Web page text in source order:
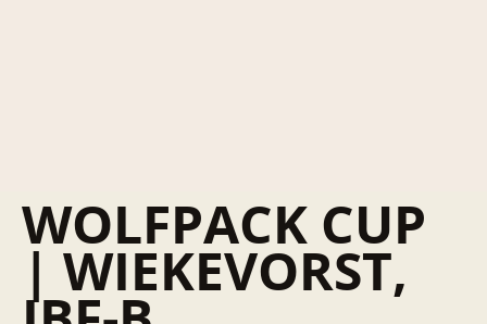
WOLFPACK CUP
| WIEKEVORST,